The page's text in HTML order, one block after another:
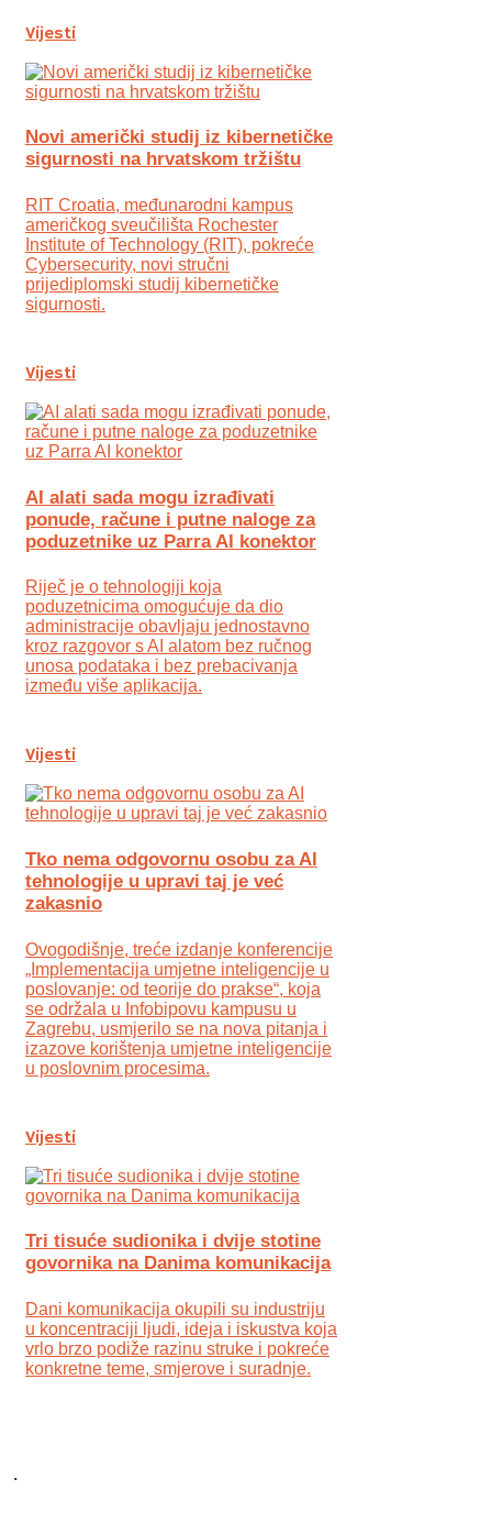
Vijesti
Novi američki studij iz kibernetičke
sigurnosti na hrvatskom tržištu
RIT Croatia, međunarodni kampus
američkog sveučilišta Rochester
Institute of Technology (RIT), pokreće
Cybersecurity, novi stručni
prijediplomski studij kibernetičke
sigurnosti.
Vijesti
AI alati sada mogu izrađivati
ponude, račune i putne naloge za
poduzetnike uz Parra AI konektor
Riječ je o tehnologiji koja
poduzetnicima omogućuje da dio
administracije obavljaju jednostavno
kroz razgovor s AI alatom bez ručnog
unosa podataka i bez prebacivanja
između više aplikacija.
Vijesti
Tko nema odgovornu osobu za AI
tehnologije u upravi taj je već
zakasnio
Ovogodišnje, treće izdanje konferencije
„Implementacija umjetne inteligencije u
poslovanje: od teorije do prakse“, koja
se održala u Infobipovu kampusu u
Zagrebu, usmjerilo se na nova pitanja i
izazove korištenja umjetne inteligencije
u poslovnim procesima.
Vijesti
Tri tisuće sudionika i dvije stotine
govornika na Danima komunikacija
Dani komunikacija okupili su industriju
u koncentraciji ljudi, ideja i iskustva koja
vrlo brzo podiže razinu struke i pokreće
konkretne teme, smjerove i suradnje.
.